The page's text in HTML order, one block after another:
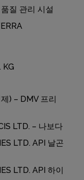
질 관리 시설
KG
) – DMV 프리
LTD. – 나보다
LTD. API 날곤
LTD. API 하이